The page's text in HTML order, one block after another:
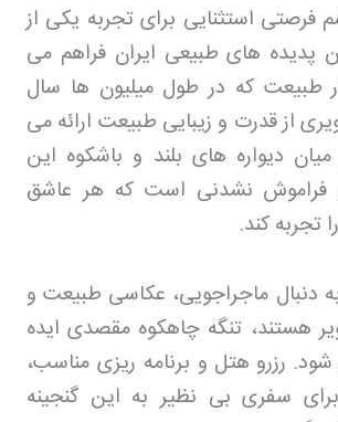
فرصتی استثنایی برای تجربه یکی از
پدیده‌ های طبیعی ایران فراهم می‌
طبیعت که در طول میلیون‌ ها سال
از قدرت و زیبایی طبیعت ارائه می‌
دیواره‌ های بلند و باشکوه این
فراموش‌ نشدنی است که هر عاشق
تجربه کند.
دنبال ماجراجویی، عکاسی طبیعت و
هستند، تنگه چاهکوه مقصدی ایده‌
. رزرو هتل و برنامه‌ ریزی مناسب،
سفری بی‌ نظیر به این گنجینه